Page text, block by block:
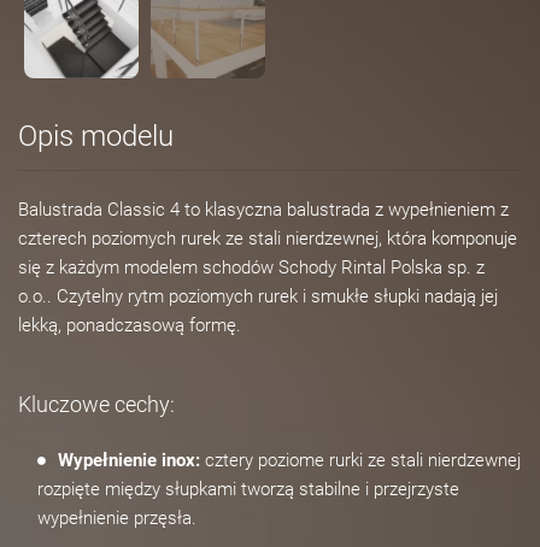
Opis modelu
Balustrada Classic 4 to klasyczna balustrada z wypełnieniem z
czterech poziomych rurek ze stali nierdzewnej, która komponuje
się z każdym modelem schodów Schody Rintal Polska sp. z
o.o.. Czytelny rytm poziomych rurek i smukłe słupki nadają jej
lekką, ponadczasową formę.
Kluczowe cechy:
Wypełnienie inox: cztery poziome rurki ze stali nierdzewnej
rozpięte między słupkami tworzą stabilne i przejrzyste
wypełnienie przęsła.